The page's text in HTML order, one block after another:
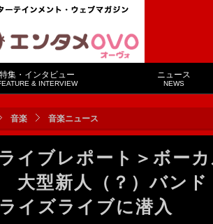
特集・インタビュー
& INTERVIEW
ニュース
NEWS
音楽 音楽ニュース
イブレポート＞ボー
大型新人（？）バンド
イズライブに潜入